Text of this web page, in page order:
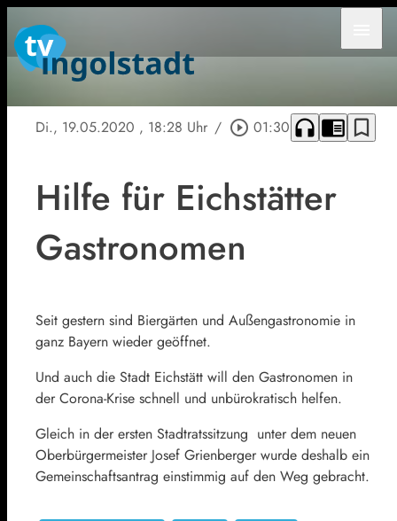
Di., 19.05.2020 , 18:28 Uhr / play_circle_outline 01:30 headphones chrome_reader_mode bookmark_border
Hilfe für Eichstätter
Gastronomen
Seit gestern sind Biergärten und Außengastronomie in
ganz Bayern wieder geöffnet.
Und auch die Stadt Eichstätt will den Gastronomen in
der Corona-Krise schnell und unbürokratisch helfen.
Gleich in der ersten Stadtratssitzung unter dem neuen
Oberbürgermeister Josef Grienberger wurde deshalb ein
Gemeinschaftsantrag einstimmig auf den Weg gebracht.